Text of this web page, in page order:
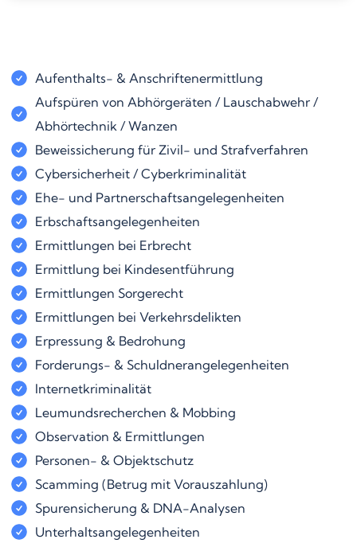
Aufenthalts- & Anschriftenermittlung
Aufspüren von Abhörgeräten / Lauschabwehr /
Abhörtechnik / Wanzen
Beweissicherung für Zivil- und Strafverfahren
Cybersicherheit / Cyberkriminalität
Ehe- und Partnerschaftsangelegenheiten
Erbschaftsangelegenheiten
Ermittlungen bei Erbrecht
Ermittlung bei Kindesentführung
Ermittlungen Sorgerecht
Ermittlungen bei Verkehrsdelikten
Erpressung & Bedrohung
Forderungs- & Schuldnerangelegenheiten
Internetkriminalität
Leumundsrecherchen & Mobbing
Observation & Ermittlungen
Personen- & Objektschutz
Scamming (Betrug mit Vorauszahlung)
Spurensicherung & DNA-Analysen
Unterhaltsangelegenheiten